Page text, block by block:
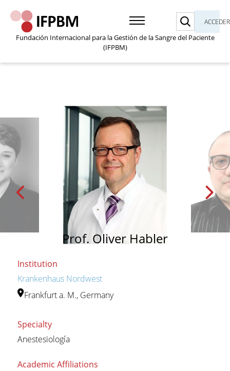
ACCEDER
Fundación Internacional para la Gestión de la Sangre del Paciente
(IFPBM)
Prof. Oliver Habler
Institution
Krankenhaus Nordwest
Frankfurt a. M., Germany
Specialty
Anestesiología
Academic Affiliations